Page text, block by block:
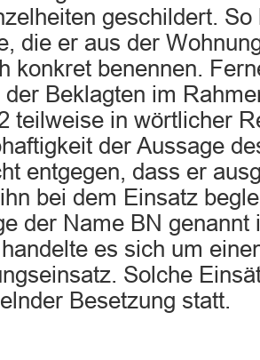
geschildert. So
die er aus der
konkret benennen.
Beklagten im
teilweise in wörtlicher
der Aussage
entgegen, dass er
bei dem Einsatz
der Name BN genannt
es sich um
Solche
Besetzung statt.